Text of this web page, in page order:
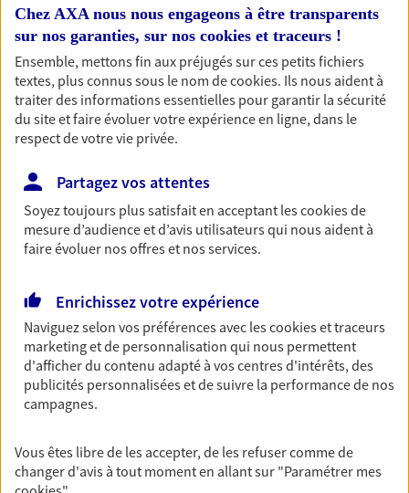
immobilier, études des enfants ou voyage autour
du monde… Épargnez à votre rythme et
simplement, selon votre profil.
Retraite
Préparez sereinement ce nouveau chapitre de
votre vie avec les conseils d'un expert. Découvrez
notre solution PER (Plan Epargne Retraite)
spécialement conçue pour la retraite.
Santé
votre famille avec la complémentaire santé qui
vous ressemble.
Prévoyance
Pour un avenir serein, assurez-vous avec notre
contrat prévoyance. Préservez vos proches en cas
garanties incapacité temporaire totale de travail,
invalidité ou de décès.
Chez AXA nous nous engageons à être transparents
sur nos garanties, sur nos cookies et traceurs !
Ensemble, mettons fin aux préjugés sur ces petits fichiers
textes, plus connus sous le nom decookies. Ils nous aident à
traiter des informations essentielles pour garantir la sécurité
du site et faire évoluer votre expérience en ligne, dans le
respect de votre vie privée.
Partagez vos attentes
Soyez toujours plus satisfait en acceptant lescookiesde
mesure d’audience et d’avis utilisateurs qui nous aident à
faire évoluer nos offres et nos services.
Enrichissez votre expérience
Naviguez selon vos préférences avec lescookies et traceurs
marketing et de personnalisation qui nous permettent
d'afficher du contenu adapté à vos centres d'intérêts, des
publicités personnalisées et de suivre la performance de nos
campagnes.
Vous êtes libre de les accepter, de les refuser comme de
changer d'avis à tout moment en allant sur "Paramétrer mes